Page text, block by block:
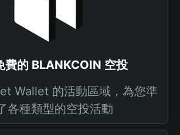
費的 BLANKCOIN 空投
Wallet 的活動區域，為您準
各種類型的空投活動